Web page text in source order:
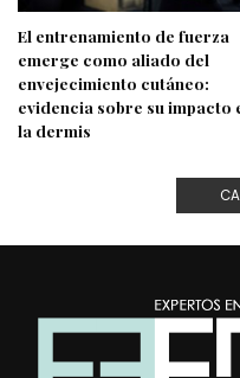
El entrenamiento de fuerza
emerge como aliado del
envejecimiento cutáneo:
evidencia sobre su impacto
la dermis